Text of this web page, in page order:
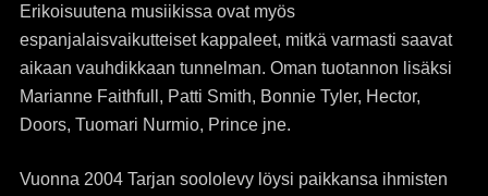
Erikoisuutena musiikissa ovat myös
espanjalaisvaikutteiset kappaleet, mitkä varmasti saavat
aikaan vauhdikkaan tunnelman. Oman tuotannon lisäksi
Marianne Faithfull, Patti Smith, Bonnie Tyler, Hector,
Doors, Tuomari Nurmio, Prince jne.
Vuonna 2004 Tarjan soololevy löysi paikkansa ihmisten